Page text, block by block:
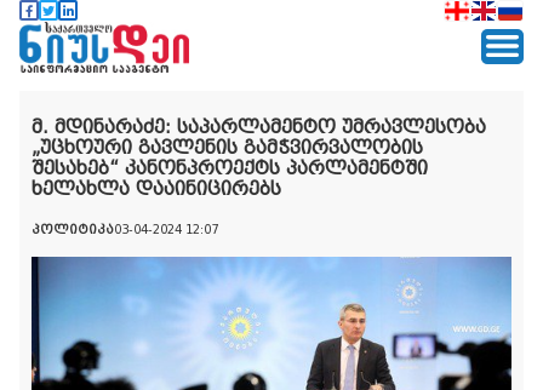
მ. მდინარაძე: საპარლამენტო უმრავლესობა
„უცხოური გავლენის გამჭვირვალობის
შესახებ“ კანონპროექტს პარლამენტში
ხელახლა დააინიცირებს
პოლიტიკა03-04-2024 12:07